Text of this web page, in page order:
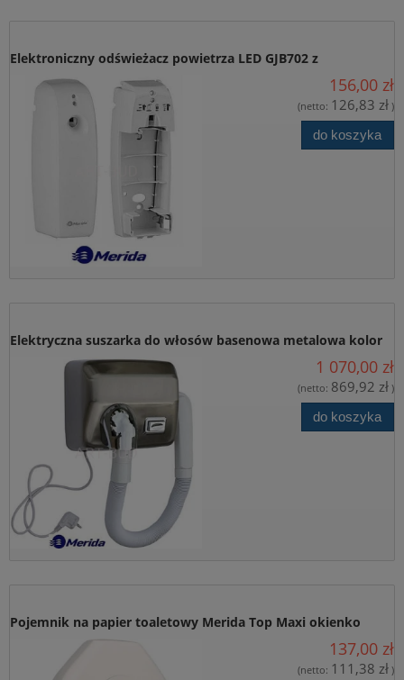
Elektroniczny odświeżacz powietrza LED GJB702 z
programatorem Merida
156,00 zł
(netto: 126,83 zł )
do koszyka
Elektryczna suszarka do włosów basenowa metalowa kolor
stal matowa Merida EIM501
1 070,00 zł
(netto: 869,92 zł )
do koszyka
Pojemnik na papier toaletowy Merida Top Maxi okienko
niebieskie PT1TN BTN101
137,00 zł
(netto: 111,38 zł )